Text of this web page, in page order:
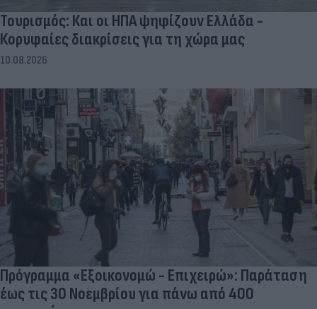
Τουρισμός: Και οι ΗΠΑ ψηφίζουν Ελλάδα -
Κορυφαίες διακρίσεις για τη χώρα μας
10.08.2026
Πρόγραμμα «Εξοικονομώ - Επιχειρώ»: Παράταση
έως τις 30 Νοεμβρίου για πάνω από 400